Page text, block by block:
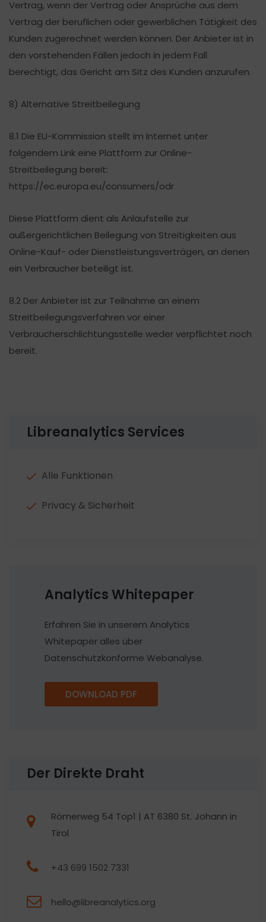
Vertrag, wenn der Vertrag oder Ansprüche aus dem
Vertrag der beruflichen oder gewerblichen Tätigkeit des
Kunden zugerechnet werden können. Der Anbieter ist in
den vorstehenden Fällen jedoch in jedem Fall
berechtigt, das Gericht am Sitz des Kunden anzurufen.
8) Alternative Streitbeilegung
8.1 Die EU-Kommission stellt im Internet unter
folgendem Link eine Plattform zur Online-
Streitbeilegung bereit:
https://ec.europa.eu/consumers/odr
Diese Plattform dient als Anlaufstelle zur
außergerichtlichen Beilegung von Streitigkeiten aus
Online-Kauf- oder Dienstleistungsverträgen, an denen
ein Verbraucher beteiligt ist.
8.2 Der Anbieter ist zur Teilnahme an einem
Streitbeilegungsverfahren vor einer
Verbraucherschlichtungsstelle weder verpflichtet noch
bereit.
Libreanalytics Services
Alle Funktionen
Privacy & Sicherheit
Analytics Whitepaper
Erfahren Sie in unserem Analytics
Whitepaper alles über
Datenschutzkonforme Webanalyse.
DOWNLOAD PDF
Der Direkte Draht
Römerweg 54 Top1 | AT 6380 St. Johann in
Tirol
+43 699 1502 7331
hello@libreanalytics.org